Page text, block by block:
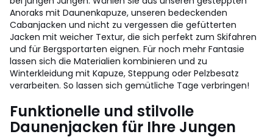
Anoraks mit Daunenkapuze, unseren bedeckenden
Cabanjacken und nicht zu vergessen die gefütterten
Jacken mit weicher Textur, die sich perfekt zum Skifahren
und für Bergsportarten eignen. Für noch mehr Fantasie
lassen sich die Materialien kombinieren und zu
Winterkleidung mit Kapuze, Steppung oder Pelzbesatz
verarbeiten. So lassen sich gemütliche Tage verbringen!
Funktionelle und stilvolle
Daunenjacken für Ihre Jungen